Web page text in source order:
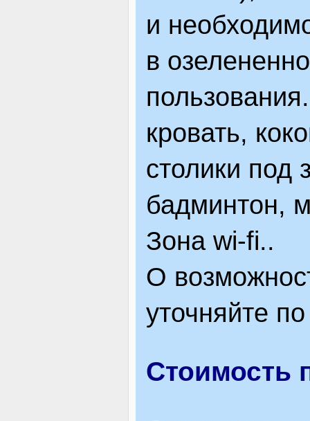
и
в
кровать,
столики под
бадминтон,
Зона wi-fi..
О
уточняйте
Стоимость